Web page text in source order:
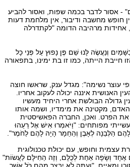
- אסור לדבר בכמה שפות, ואסור להביע
חופש מחשבה ודיבור, אין מלחמת דעות
מרהיבה הדומה "לקתדרלה
וְנַעֲשֶׂה לָּנוּ שֵׁם פֶּן נָפוּץ עַל פְּנֵי כָל
הייתה, כמו זו בת ימינו, בתפאורה
עוצר נשימה": מגדל ענק, שראשו חוצה
האנושית איננה יכולה לעקוב אחריו.
גדולה הבולשת אחרי היחיד מעשיו
מקטינה את מימדיו, ושמה אותו
את הפרט. ואכן, החברה הפאשיסטית
מפותחים: "וַיֹּאמְרוּ אִישׁ אֶל רֵעֵהוּ
הַלְּבֵנָה לְאָבֶן וְהַחֵמָר הָיָה לָהֶם לַחֹמֶר".
עצמית וחופש, עם יכולת טכנולוגית
אֶחָד וְשָׂפָה אַחַת לְכֻלָּם, וְזֶה הַחִילָּם לַעֲשׂוֹת"